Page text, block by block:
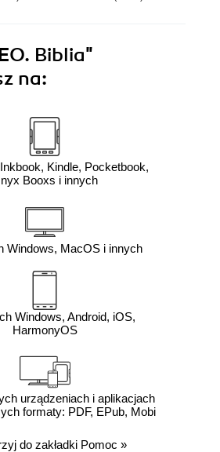
Biblia"
na:
Kindle, Pocketbook,
Booxs i innych
Windows, MacOS i innych
Windows, Android, iOS,
HarmonyOS
urządzeniach i aplikacjach
formaty: PDF, EPub, Mobi
do zakładki Pomoc »